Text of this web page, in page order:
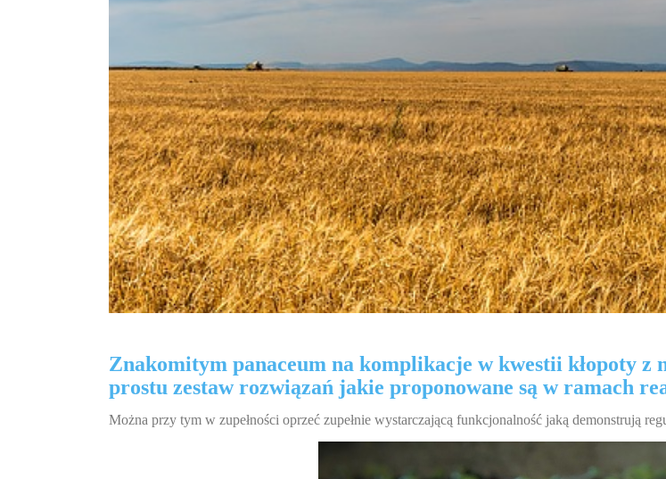
Znakomitym panaceum na komplikacje w kwestii kłopoty z
prostu zestaw rozwiązań jakie proponowane są w ramach
Można przy tym w zupełności oprzeć zupełnie wystarczającą funkcjonalność jaką demonstrują